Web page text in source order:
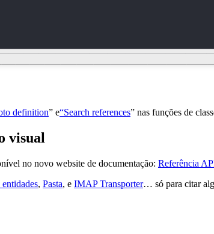
definition” e“Search references” nas funções de
visual
no novo website de documentação: Referência
entidades, Pasta, e IMAP Transporter… só para citar